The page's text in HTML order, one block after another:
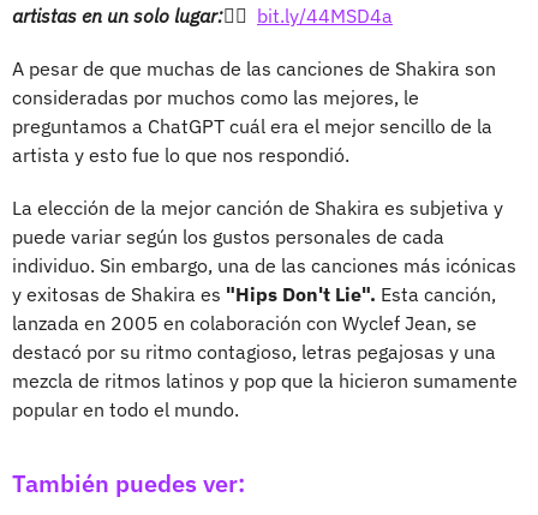
artistas en un solo lugar:👉🏻 bit.ly/44MSD4a
A pesar de que muchas de las canciones de Shakira son
consideradas por muchos como las mejores, le
preguntamos a ChatGPT cuál era el mejor sencillo de la
artista y esto fue lo que nos respondió.
La elección de la mejor canción de Shakira es subjetiva y
puede variar según los gustos personales de cada
individuo. Sin embargo, una de las canciones más icónicas
y exitosas de Shakira es "Hips Don't Lie". Esta canción,
lanzada en 2005 en colaboración con Wyclef Jean, se
destacó por su ritmo contagioso, letras pegajosas y una
mezcla de ritmos latinos y pop que la hicieron sumamente
popular en todo el mundo.
También puedes ver: